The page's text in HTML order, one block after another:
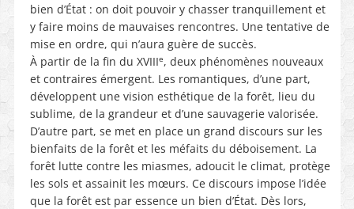
bien d’État : on doit pouvoir y chasser tranquillement et
y faire moins de mauvaises rencontres. Une tentative de
mise en ordre, qui n’aura guère de succès.
À partir de la fin du XVIIIe, deux phénomènes nouveaux
et contraires émergent. Les romantiques, d’une part,
développent une vision esthétique de la forêt, lieu du
sublime, de la grandeur et d’une sauvagerie valorisée.
D’autre part, se met en place un grand discours sur les
bienfaits de la forêt et les méfaits du déboisement. La
forêt lutte contre les miasmes, adoucit le climat, protège
les sols et assainit les mœurs. Ce discours impose l’idée
que la forêt est par essence un bien d’État. Dès lors,